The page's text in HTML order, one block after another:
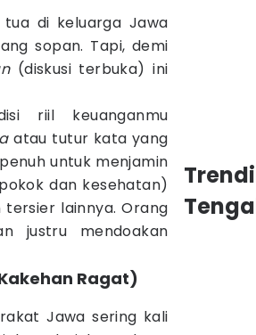
di keluarga Jawa
sopan. Tapi, demi
(diskusi terbuka) ini
riil keuanganmu
atau tutur kata yang
untuk menjamin
dan kesehatan)
lainnya. Orang
justru mendoakan
Ragat)
Jawa sering kali